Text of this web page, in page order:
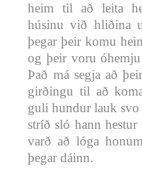
heim til að leita
húsinu við hliðina
þegar þeir komu
og þeir voru
Það má segja að
girðingu til að
guli hundur lauk
stríð sló hann
varð að lóga
þegar dáinn.